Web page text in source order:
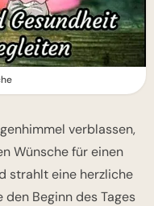
verblassen,
Wünsche für einen
strahlt eine herzliche
Beginn des Tages